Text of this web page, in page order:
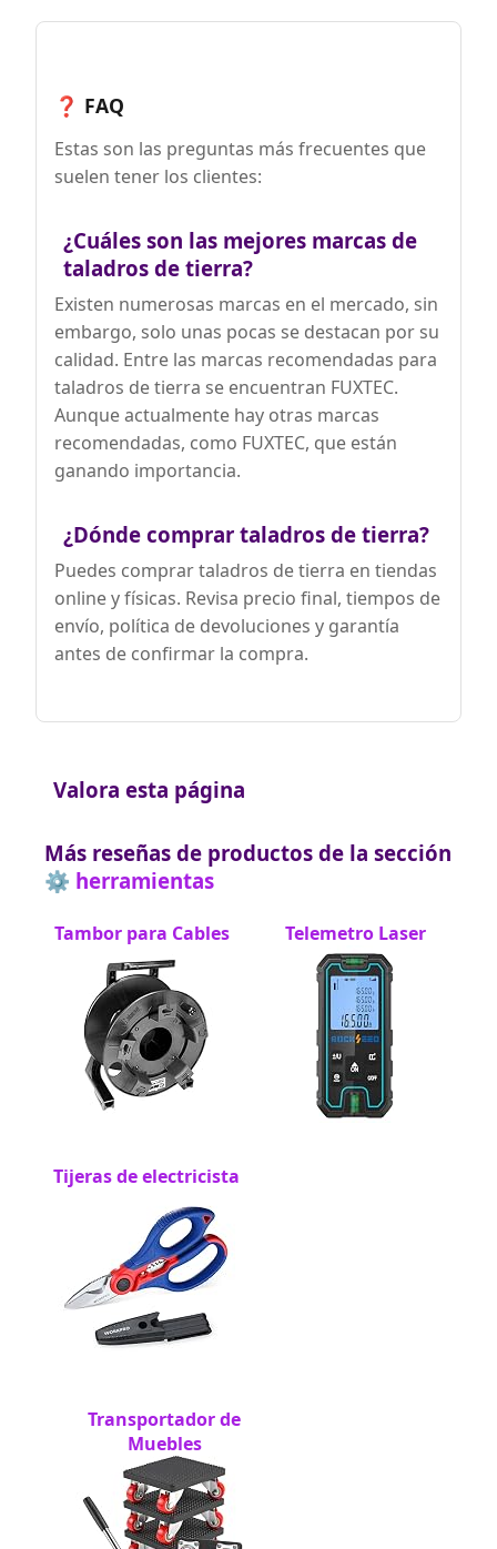
❓ FAQ
Estas son las preguntas más frecuentes que
suelen tener los clientes:
¿Cuáles son las mejores marcas de
taladros de tierra?
Existen numerosas marcas en el mercado, sin
embargo, solo unas pocas se destacan por su
calidad. Entre las marcas recomendadas para
taladros de tierra se encuentran FUXTEC.
Aunque actualmente hay otras marcas
recomendadas, como FUXTEC, que están
ganando importancia.
¿Dónde comprar taladros de tierra?
Puedes comprar taladros de tierra en tiendas
online y físicas. Revisa precio final, tiempos de
envío, política de devoluciones y garantía
antes de confirmar la compra.
Valora esta página
Más reseñas de productos de la sección
⚙️ herramientas
Tambor para Cables Telemetro Laser
Tijeras de electricista
Transportador de
Muebles